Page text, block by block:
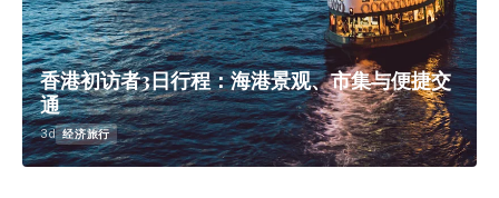
香港初访者3日行程：海港景观、市集与便捷交
通
3d 经济旅行